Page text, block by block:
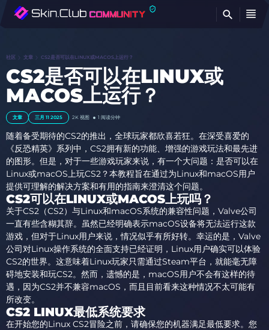
社区 文章 CS2是否可以在LINUX或MACOS上运行？
CS2是否可以在LINUX或
MACOS上运行？
文章 三月 11 2025 2K 视图 1 阅读分钟
随着备受期待的CS2的推出，全球玩家都欣喜若狂。在深受喜爱的
《反恐精英》系列中，CS2拥有新的功能、增强的游戏玩法和最先进
的图形。但是，对于一些游戏玩家来说，有一个大问题：是否可以在
Linux或macOS上玩CS2？本教程旨在通过为Linux和macOS用户
提供可理解的解决方案和有用的指南来澄清这个问题。
CS2可以在LINUX或MACOS上玩吗？
关于CS2（CS2）与Linux和macOS系统的兼容性问题，Valve公司
一直有些含糊其辞。虽然已经明确表示macOS设备将无法运行这款
游戏，但对于Linux用户来说，情况似乎有所好转。幸运的是，Valve
公司对Linux操作系统的全面支持已经证明，Linux用户确实可以体验
CS2的世界。这意味着Linux玩家只需通过Steam平台，就能毫无障
碍地安装和玩CS2。然而，遗憾的是，macOS用户不会有这样的待
遇，因为CS2并不兼容macOS，而且目前看来这种情况不太可能有
所改变。
CS2 LINUX最低系统要求
在开始您的Linux CS2冒险之前，请确保您的机器满足最低要求。您